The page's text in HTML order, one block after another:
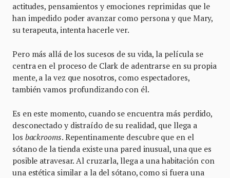
actitudes, pensamientos y emociones reprimidas que le
han impedido poder avanzar como persona y que Mary,
su terapeuta, intenta hacerle ver.
Pero más allá de los sucesos de su vida, la película se
centra en el proceso de Clark de adentrarse en su propia
mente, a la vez que nosotros, como espectadores,
también vamos profundizando con él.
Es en este momento, cuando se encuentra más perdido,
desconectado y distraído de su realidad, que llega a
los backrooms. Repentinamente descubre que en el
sótano de la tienda existe una pared inusual, una que es
posible atravesar. Al cruzarla, llega a una habitación con
una estética similar a la del sótano, como si fuera una